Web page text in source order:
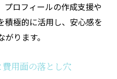
プロフィールの作成支援や
積極的に活用し、安心感を
ります。
用面の落とし穴